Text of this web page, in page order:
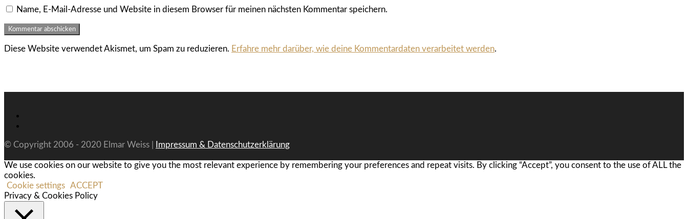
Name, E-Mail-Adresse und Website in diesem Browser für meinen nächsten Kommentar speichern.
Diese Website verwendet Akismet, um Spam zu reduzieren. Erfahre mehr darüber, wie deine Kommentardaten verarbeitet werden.
© Copyright 2006 - 2020 Elmar Weiss | Impressum & Datenschutzerklärung
We use cookies on our website to give you the most relevant experience by remembering your preferences and repeat visits. By clicking “Accept”, you consent to the use of ALL the
cookies.
Cookie settings ACCEPT
Privacy & Cookies Policy